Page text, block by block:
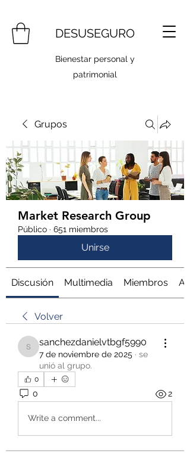
DESUSEGURO
Bienestar personal y
patrimonial
Grupos
Market Research Group
Público · 651 miembros
Unirse
Discusión Multimedia Miembros
Volver
sanchezdanielvtbgf5990
sanchezdanielvtbgf5990
7 de noviembre de 2025 · se
unió al grupo.
0
0 2
Write a comment...